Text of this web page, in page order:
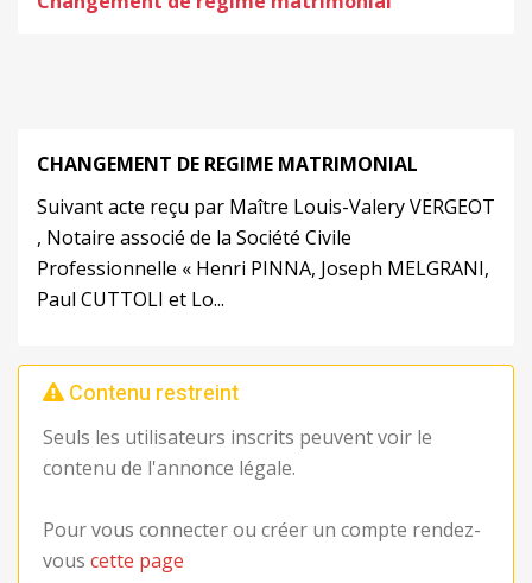
CHANGEMENT DE REGIME MATRIMONIAL
Suivant acte reçu par Maître Louis-Valery VERGEOT
, Notaire associé de la Société Civile
Professionnelle « Henri PINNA, Joseph MELGRANI,
Paul CUTTOLI et Lo...
Contenu restreint
Seuls les utilisateurs inscrits peuvent voir le
contenu de l'annonce légale.
Pour vous connecter ou créer un compte rendez-
vous cette page